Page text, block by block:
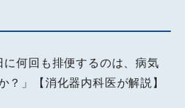
に何回も排便するのは、病気
？」【消化器内科医が解説】